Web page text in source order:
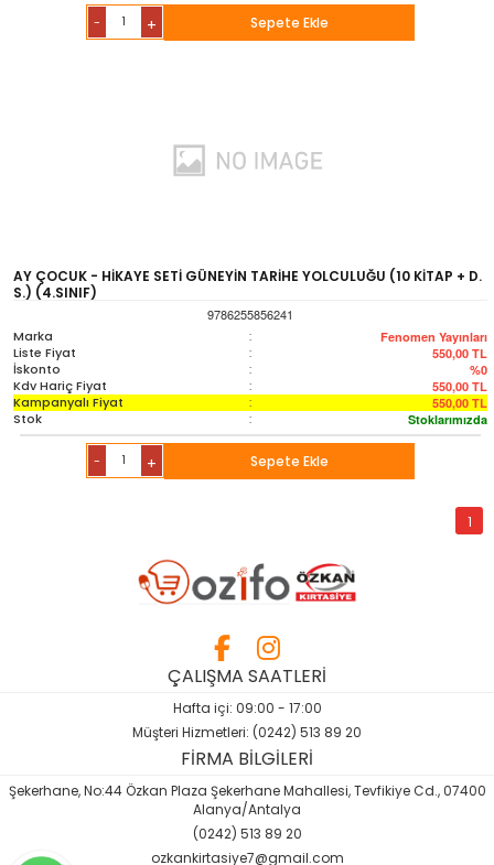
- + Sepete Ekle
AY ÇOCUK - HİKAYE SETİ GÜNEYİN TARİHE YOLCULUĞU (10 KİTAP + D.
S.) (4.SINIF)
9786255856241
Marka
: Fenomen Yayınları
Liste Fiyat : 550,00 TL
İskonto : %0
Kdv Hariç Fiyat : 550,00 TL
Kampanyalı Fiyat : 550,00 TL
Stok : Stoklarımızda
- + Sepete Ekle
1
ÇALIŞMA SAATLERİ
Hafta içi: 09:00 - 17:00
Müşteri Hizmetleri: (0242) 513 89 20
FİRMA BİLGİLERİ
Şekerhane, No:44 Özkan Plaza Şekerhane Mahallesi, Tevfikiye Cd., 07400
Alanya/Antalya
(0242) 513 89 20
ozkankirtasiye7@gmail.com